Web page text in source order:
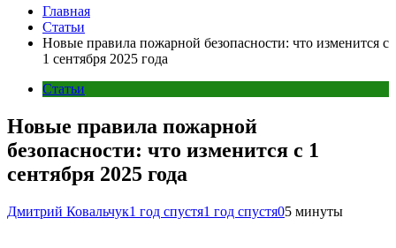
Главная
Статьи
Новые правила пожарной безопасности: что изменится с
1 сентября 2025 года
Статьи
Новые правила пожарной
безопасности: что изменится с 1
сентября 2025 года
Дмитрий Ковальчук1 год спустя1 год спустя05 минуты